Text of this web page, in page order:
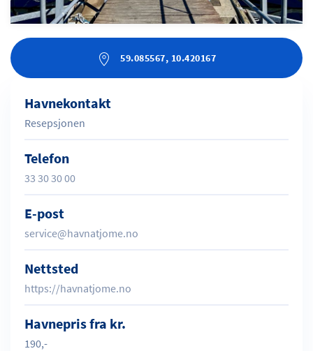
59.085567, 10.420167
Havnekontakt
Resepsjonen
Telefon
33 30 30 00
E-post
service@havnatjome.no
Nettsted
https://havnatjome.no
Havnepris fra kr.
190,-